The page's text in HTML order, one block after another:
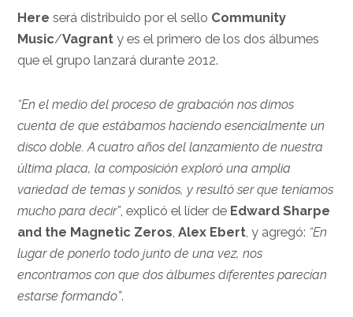
Here será distribuido por el sello Community
Music/Vagrant y es el primero de los dos álbumes
que el grupo lanzará durante 2012.
“En el medio del proceso de grabación nos dimos
cuenta de que estábamos haciendo esencialmente un
disco doble. A cuatro años del lanzamiento de nuestra
última placa, la composición exploró una amplia
variedad de temas y sonidos, y resultó ser que teníamos
mucho para decir”, explicó el líder de Edward Sharpe
and the Magnetic Zeros,Alex Ebert, y agregó: “En
lugar de ponerlo todo junto de una vez, nos
encontramos con que dos álbumes diferentes parecían
estarse formando”.